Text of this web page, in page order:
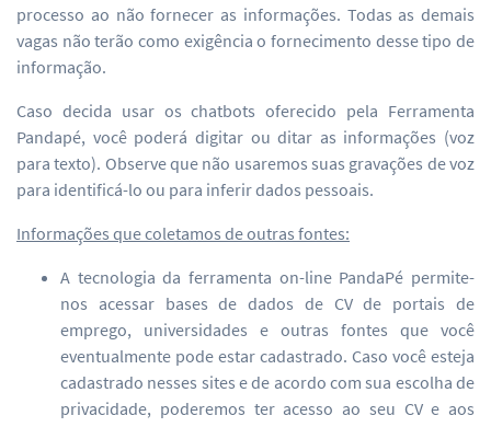
processo ao não fornecer as informações. Todas as demais
vagas não terão como exigência o fornecimento desse tipo de
informação.
Caso decida usar os chatbots oferecido pela Ferramenta
Pandapé, você poderá digitar ou ditar as informações (voz
para texto). Observe que não usaremos suas gravações de voz
para identificá-lo ou para inferir dados pessoais.
Informações que coletamos de outras fontes:
A tecnologia da ferramenta on-line PandaPé permite-
nos acessar bases de dados de CV de portais de
emprego, universidades e outras fontes que você
eventualmente pode estar cadastrado. Caso você esteja
cadastrado nesses sites e de acordo com sua escolha de
privacidade, poderemos ter acesso ao seu CV e aos